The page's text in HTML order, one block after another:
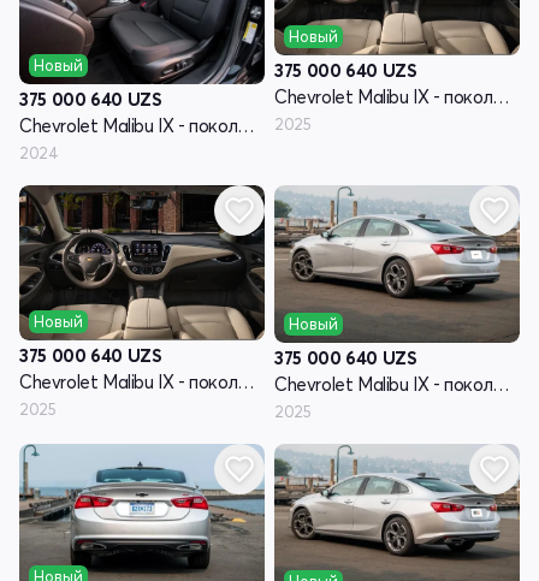
Новый
375 000 640 UZS
Chevrolet Malibu IX - поколение рестайлинг
2024
Новый
375 000 640 UZS
Chevrolet Malibu IX - поколение рестайлинг
2025
Новый
375 000 640 UZS
Chevrolet Malibu IX - поколение рестайлинг
2025
Новый
375 000 640 UZS
Chevrolet Malibu IX - поколение рестайлинг
2025
Новый